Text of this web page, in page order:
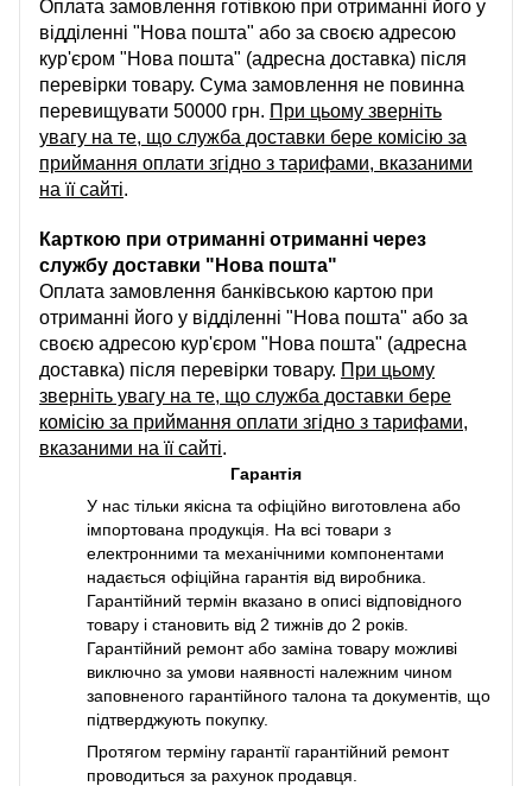
Оплата замовлення готівкою при отриманні його у
відділенні "Нова пошта" або за своєю адресою
кур'єром "Нова пошта" (адресна доставка) після
перевірки товару. Сума замовлення не повинна
перевищувати 50000 грн. При цьому зверніть
увагу на те, що служба доставки бере комісію за
приймання оплати згідно з тарифами, вказаними
на її сайті.
Карткою при отриманні отриманні через
службу доставки "Нова пошта"
Оплата замовлення банківською картою при
отриманні його у відділенні "Нова пошта" або за
своєю адресою кур'єром "Нова пошта" (адресна
доставка) після перевірки товару. При цьому
зверніть увагу на те, що служба доставки бере
комісію за приймання оплати згідно з тарифами,
вказаними на її сайті.
Гарантія
У нас тільки якісна та офіційно виготовлена або
імпортована продукція. На всі товари з
електронними та механічними компонентами
надається офіційна гарантія від виробника.
Гарантійний термін вказано в описі відповідного
товару і становить від 2 тижнів до 2 років.
Гарантійний ремонт або заміна товару можливі
виключно за умови наявності належним чином
заповненого гарантійного талона та документів, що
підтверджують покупку.
Протягом терміну гарантії гарантійний ремонт
проводиться за рахунок продавця.